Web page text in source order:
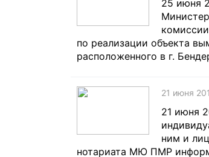
25 июня
по реализации объекта
расположенного в г.
21 июня
21 июня
ним и
нотариата МЮ ПМР